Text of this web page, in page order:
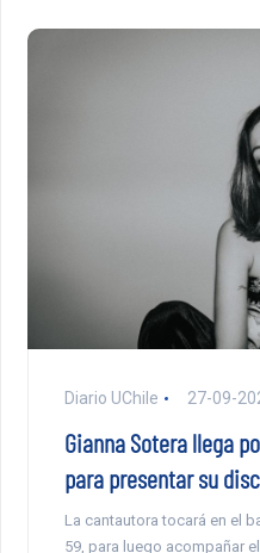
Diario UChile 27-09-
Gianna Sotera llega
para presentar su
La cantautora tocará en el
59, para luego acompañar